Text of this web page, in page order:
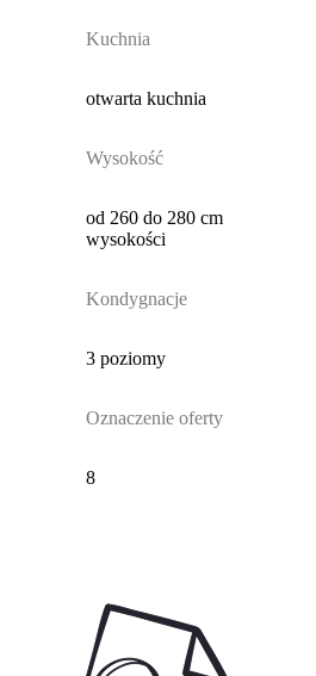
Kuchnia
otwarta kuchnia
Wysokość
od 260 do 280 cm
wysokości
Kondygnacje
3 poziomy
Oznaczenie oferty
8